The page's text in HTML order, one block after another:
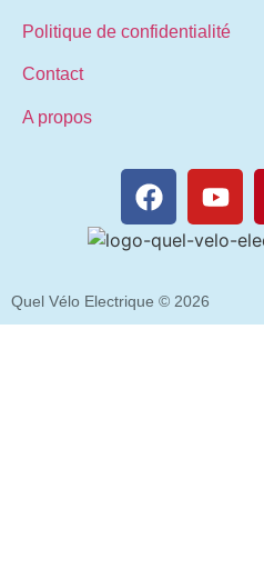
Politique de confidentialité
Contact
A propos
Quel Vélo Electrique © 2026